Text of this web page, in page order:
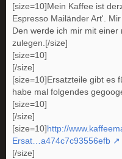
[size=10]Mein Kaffee ist
Espresso Mailänder Art'.
Den werde ich mir mit
zulegen.[/size]
[size=10]
[/size]
[size=10]Ersatzteile gibt es
habe mal folgendes
[size=10]
[/size]
[size=10]http://
Ersat…a474c7c93556efb
[/size]